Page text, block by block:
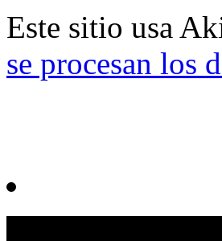
Este sitio usa
se procesan los